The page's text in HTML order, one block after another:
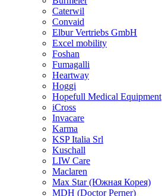
Caterwil
Convaid
Elbur Vertriebs GmbH
Excel mobility
Foshan
Fumagalli
Heartway
Hoggi
Hopefull Medical Equipment
iCross
Invacare
Karma
KSP Italia Srl
Kuschall
LIW Care
Maclaren
Max Star (Южная Корея)
MDH (Doctor Perner)